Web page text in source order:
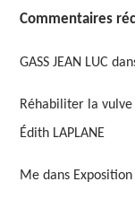
Commentaires
GASS JEAN LUC
Réhabiliter la
Édith LAPLANE
Me dans